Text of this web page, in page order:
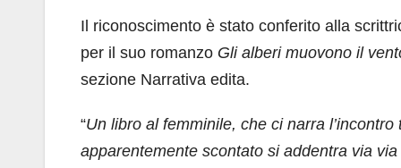
Il riconoscimento è stato conferito alla
per il suo romanzo Gli alberi muovono il
sezione Narrativa edita.
“Un libro al femminile, che ci narra
apparentemente scontato si addentra via